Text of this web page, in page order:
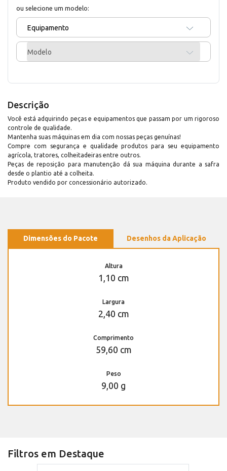
ou selecione um modelo:
Equipamento
Modelo
Descrição
Você está adquirindo peças e equipamentos que passam por um rigoroso
controle de qualidade.
Mantenha suas máquinas em dia com nossas peças genuínas!
Compre com segurança e qualidade produtos para seu equipamento
agrícola, tratores, colheitadeiras entre outros.
Peças de reposição para manutenção dá sua máquina durante a safra
desde o plantio até a colheita.
Produto vendido por concessionário autorizado.
Dimensões do Pacote Desenhos da Aplicação
Altura
1,10 cm
Largura
2,40 cm
Comprimento
59,60 cm
Peso
9,00 g
Filtros em Destaque